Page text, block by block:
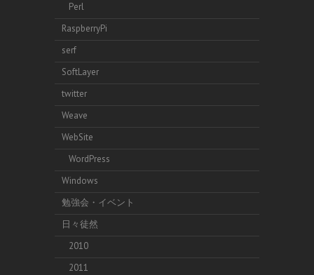
Perl
RaspberryPi
serf
SoftLayer
twitter
Weave
WebSite
WordPress
Windows
勉強会・イベント
日々徒然
2010
2011